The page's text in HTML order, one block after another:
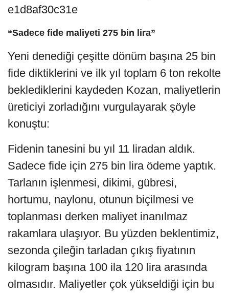
“Sadece fide maliyeti 275 bin lira”
Yeni denediği çeşitte dönüm başına 25 bin
fide diktiklerini ve ilk yıl toplam 6 ton rekolte
beklediklerini kaydeden Kozan, maliyetlerin
üreticiyi zorladığını vurgulayarak şöyle
konuştu:
Fidenin tanesini bu yıl 11 liradan aldık.
Sadece fide için 275 bin lira ödeme yaptık.
Tarlanın işlenmesi, dikimi, gübresi,
hortumu, naylonu, otunun biçilmesi ve
toplanması derken maliyet inanılmaz
rakamlara ulaşıyor. Bu yüzden beklentimiz,
sezonda çileğin tarladan çıkış fiyatının
kilogram başına 100 ila 120 lira arasında
olmasıdır. Maliyetler çok yükseldiği için bu